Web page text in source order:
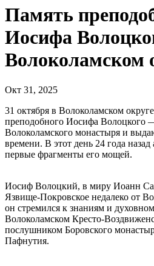
Память
Иосифа
Волоколамском
Окт 31, 2025
31 октября в Волоколамском
преподобного Иосифа Волоцкого
Волоколамского монастыря и
времени. В этот день 24 года
первые фрагменты его мощей.
Иосиф Волоцкий, в миру Иоанн
Язвище-Покровское недалеко от
он стремился к знаниям и
Волоколамском Кресто-
послушником Боровского
Пафнутия.